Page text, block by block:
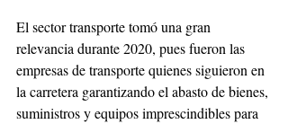
El sector transporte tomó una gran
relevancia durante 2020, pues fueron las
empresas de transporte quienes siguieron en
la carretera garantizando el abasto de bienes,
suministros y equipos imprescindibles para